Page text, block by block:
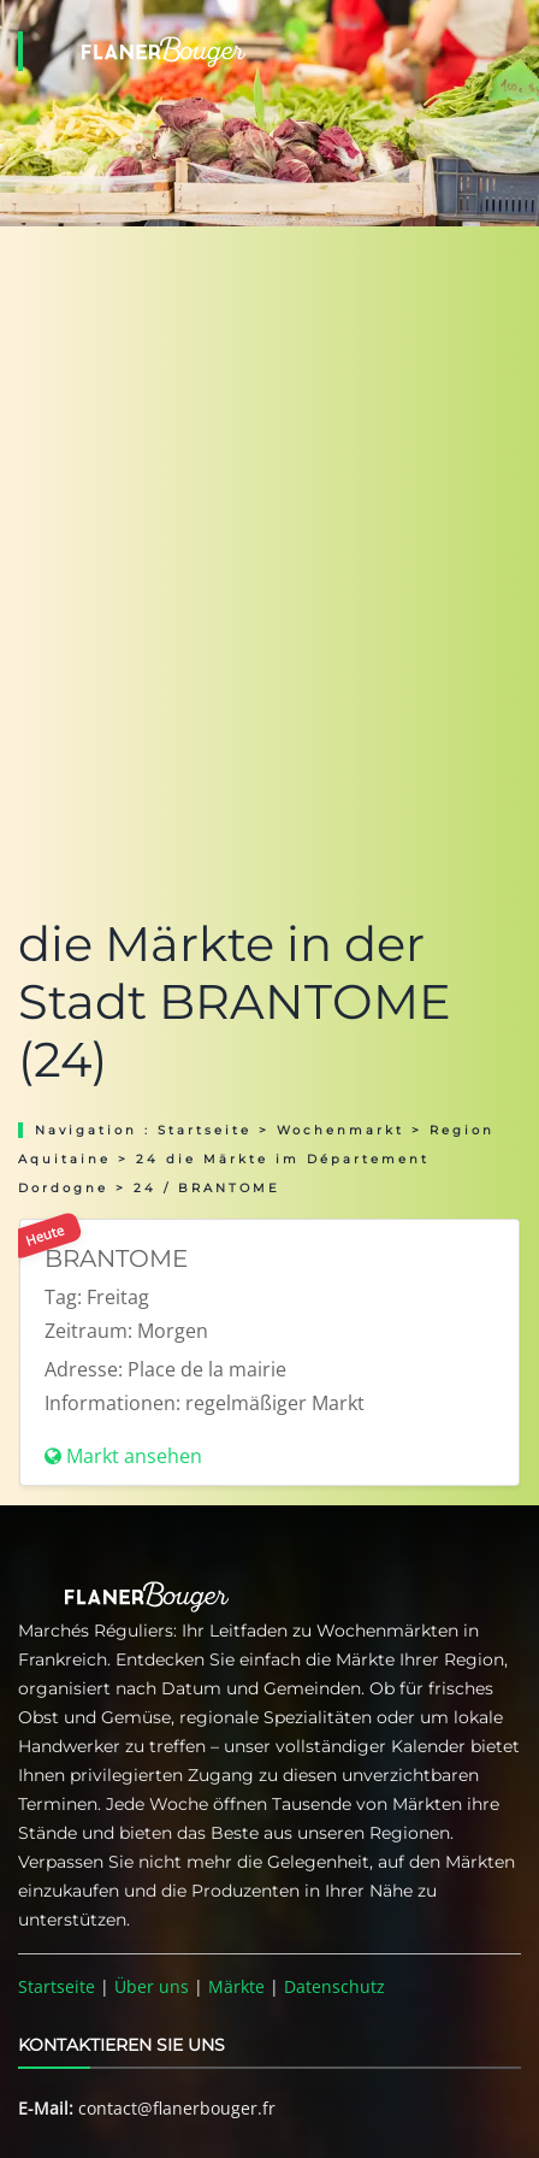
die Märkte in der
Stadt BRANTOME
(24)
Navigation : Startseite > Wochenmarkt > Region
Aquitaine
> 24 die Märkte im Département
Dordogne
> 24 / BRANTOME
Heute
BRANTOME
Tag: Freitag
Zeitraum: Morgen
Adresse: Place de la mairie
Informationen: regelmäßiger Markt
Markt ansehen
Marchés Réguliers: Ihr Leitfaden zu Wochenmärkten in
Frankreich. Entdecken Sie einfach die Märkte Ihrer Region,
organisiert nach Datum und Gemeinden. Ob für frisches
Obst und Gemüse, regionale Spezialitäten oder um lokale
Handwerker zu treffen – unser vollständiger Kalender bietet
Ihnen privilegierten Zugang zu diesen unverzichtbaren
Terminen. Jede Woche öffnen Tausende von Märkten ihre
Stände und bieten das Beste aus unseren Regionen.
Verpassen Sie nicht mehr die Gelegenheit, auf den Märkten
einzukaufen und die Produzenten in Ihrer Nähe zu
unterstützen.
Startseite | Über uns | Märkte | Datenschutz
KONTAKTIEREN SIE UNS
E-Mail: contact@flanerbouger.fr